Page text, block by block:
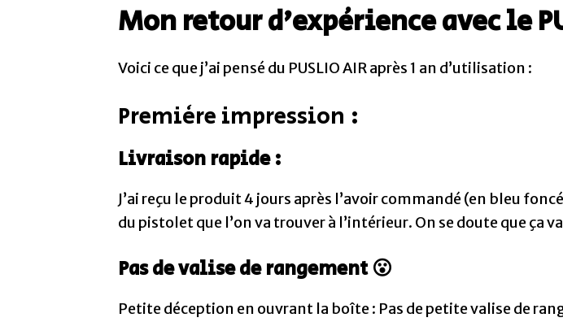
Mon retour d’expérience avec le
Voici ce que j’ai pensé du PUSLIO AIR après 1 an d’utilisation :
Première impression :
Livraison rapide :
J’ai reçu le produit 4 jours après l’avoir commandé (en bleu
du pistolet que l’on va trouver à l’intérieur. On se doute que ça
Pas de valise de rangement 😮
Petite déception en ouvrant la boîte : Pas de petite valise de